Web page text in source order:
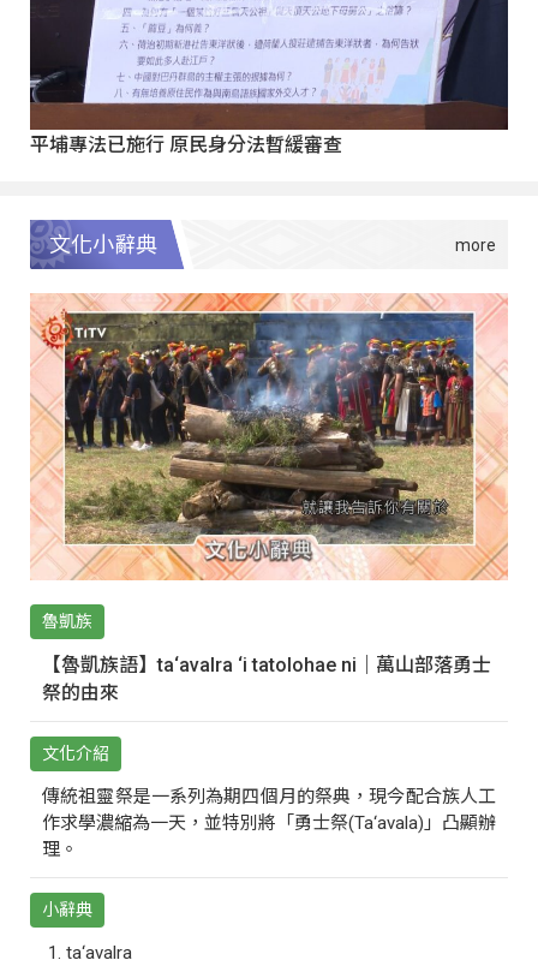
平埔專法已施行 原民身分法暫緩審查
文化小辭典
魯凱族
【魯凱族語】ta‘avalra ‘i tatolohae ni｜萬山部落勇士
祭的由來
文化介紹
傳統祖靈祭是一系列為期四個月的祭典，現今配合族人工
作求學濃縮為一天，並特別將「勇士祭(Ta‘avala)」凸顯辦
理。
小辭典
ta‘avalra